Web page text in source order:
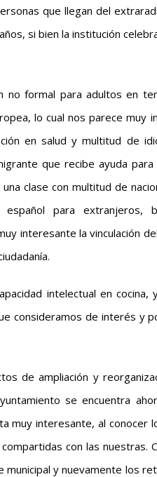
que llegan del
si bien la institución
formal para adultos en
lo cual nos parece muy
en salud y multitud de
que recibe ayuda
clase con multitud de
para extranjeros,
interesante la vinculación
intelectual en cocina,
consideramos de interés y
de ampliación y
se encuentra
muy interesante, al conocer
con las nuestras.
y nuevamente los